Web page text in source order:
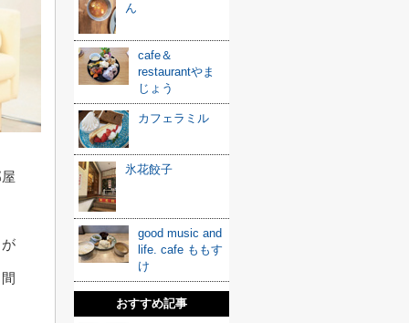
ん
cafe＆
restaurantやま
じょう
カフェラミル
氷花餃子
good music and
life. cafe ももす
け
おすすめ記事